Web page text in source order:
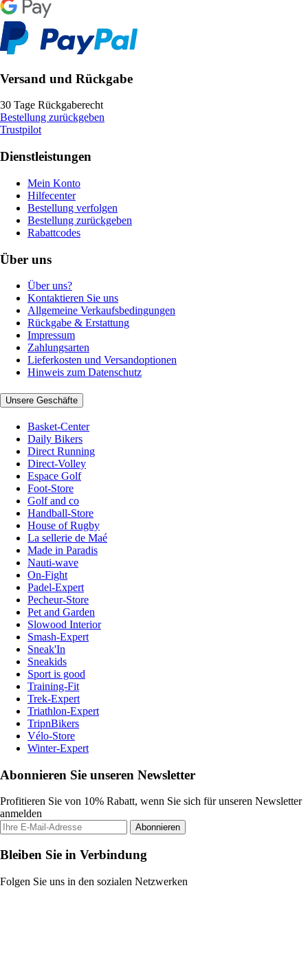
Versand und Rückgabe
30 Tage Rückgaberecht
Bestellung zurückgeben
Trustpilot
Dienstleistungen
Mein Konto
Hilfecenter
Bestellung verfolgen
Bestellung zurückgeben
Rabattcodes
Über uns
Über uns?
Kontaktieren Sie uns
Allgemeine Verkaufsbedingungen
Rückgabe & Erstattung
Impressum
Zahlungsarten
Lieferkosten und Versandoptionen
Hinweis zum Datenschutz
Unsere Geschäfte
Basket-Center
Daily Bikers
Direct Running
Direct-Volley
Espace Golf
Foot-Store
Golf and co
Handball-Store
House of Rugby
La sellerie de Maé
Made in Paradis
Nauti-wave
On-Fight
Padel-Expert
Pecheur-Store
Pet and Garden
Slowood Interior
Smash-Expert
Sneak'In
Sneakids
Sport is good
Training-Fit
Trek-Expert
Triathlon-Expert
TripnBikers
Vélo-Store
Winter-Expert
Abonnieren Sie unseren Newsletter
Profitieren Sie von 10% Rabatt, wenn Sie sich für unseren Newsletter
anmelden
Abonnieren
Bleiben Sie in Verbindung
Folgen Sie uns in den sozialen Netzwerken